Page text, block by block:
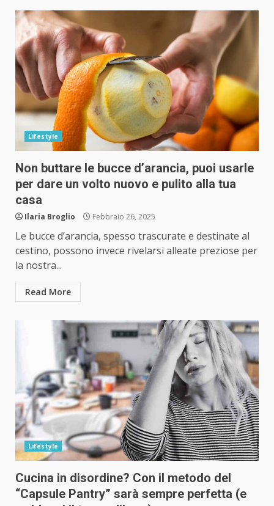
Lifestyle
Non buttare le bucce d’arancia, puoi usarle
per dare un volto nuovo e pulito alla tua
casa
Ilaria Broglio Febbraio 26, 2025
Le bucce d’arancia, spesso trascurate e destinate al
cestino, possono invece rivelarsi alleate preziose per
la nostra...
Read More
Lifestyle
Cucina in disordine? Con il metodo del
“Capsule Pantry” sarà sempre perfetta (e